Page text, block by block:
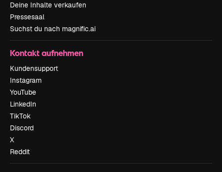
Deine Inhalte verkaufen
Pressesaal
Suchst du nach magnific.ai
Kontakt aufnehmen
Kundensupport
Instagram
YouTube
LinkedIn
TikTok
Discord
X
Reddit